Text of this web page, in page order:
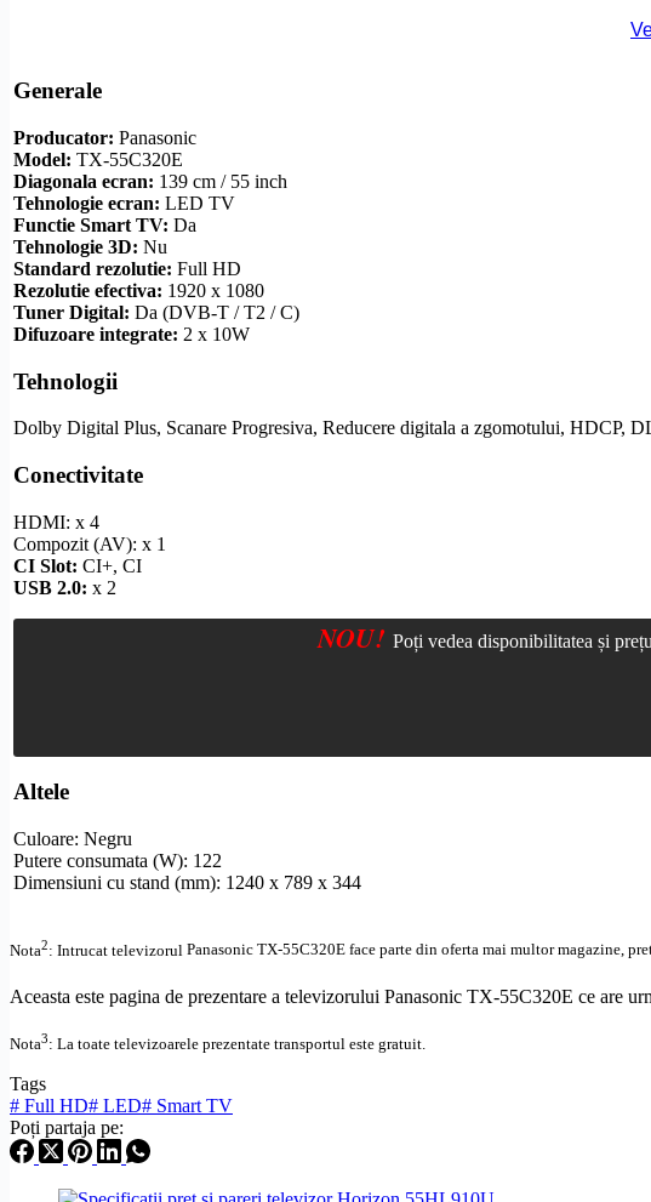
Generale
Producator: Panasonic
Model: TX-55C320E
Diagonala ecran: 139 cm / 55 inch
Tehnologie ecran: LED TV
Functie Smart TV: Da
Tehnologie 3D: Nu
Standard rezolutie: Full HD
Rezolutie efectiva: 1920 x 1080
Tuner Digital: Da (DVB-T / T2 / C)
Difuzoare integrate: 2 x 10W
Tehnologii
Dolby Digital Plus, Scanare Progresiva, Reducere digitala a zgomotului, HDCP,
Conectivitate
HDMI: x 4
Compozit (AV): x 1
CI Slot: CI+, CI
USB 2.0: x 2
NOU! Poți vedea disponibilitatea și
Altele
Culoare: Negru
Putere consumata (W): 122
Dimensiuni cu stand (mm): 1240 x 789 x 344
Nota2: Intrucat televizorul Panasonic TX-55C320E face parte din oferta mai multor magazine,
Aceasta este pagina de prezentare a televizorului Panasonic TX-55C320E ce are
Nota3: La toate televizoarele prezentate transportul este gratuit.
Tags
# Full HD# LED# Smart TV
Poți partaja pe: